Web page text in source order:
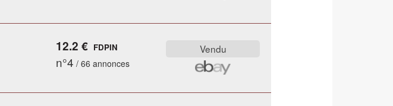
12.2 € FDPIN
n°4 / 66 annonces